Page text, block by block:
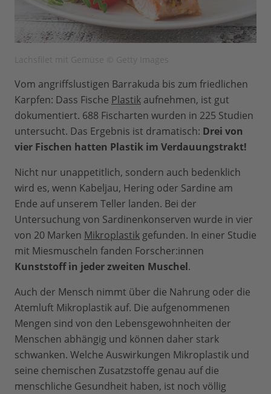
Vom angriffslustigen Barrakuda bis zum friedlichen
Karpfen: Dass Fische Plastik aufnehmen, ist gut
dokumentiert. 688 Fischarten wurden in 225 Studien
untersucht. Das Ergebnis ist dramatisch: Drei von
vier Fischen hatten Plastik im Verdauungstrakt!
Nicht nur unappetitlich, sondern auch bedenklich
wird es, wenn Kabeljau, Hering oder Sardine am
Ende auf unserem Teller landen. Bei der
Untersuchung von Sardinenkonserven wurde in vier
von 20 Marken Mikroplastik gefunden. In einer Studie
mit Miesmuscheln fanden Forscher:innen
Kunststoff in jeder zweiten Muschel.
Auch der Mensch nimmt über die Nahrung oder die
Atemluft Mikroplastik auf. Die aufgenommenen
Mengen sind von den Lebensgewohnheiten der
Menschen abhängig und können daher stark
schwanken. Welche Auswirkungen Mikroplastik und
seine chemischen Zusatzstoffe genau auf die
menschliche Gesundheit haben, ist noch völlig